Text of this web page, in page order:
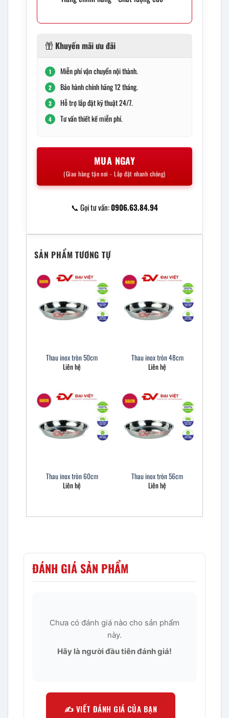
Khuyến mãi ưu đãi
1 Miễn phí vận chuyển nội thành.
2 Bảo hành chính hãng 12 tháng.
3 Hỗ trợ lắp đặt kỹ thuật 24/7.
4 Tư vấn thiết kế miễn phí.
MUA NGAY
(Giao hàng tận nơi - Lắp đặt nhanh chóng)
📞 Gọi tư vấn:0906.63.84.94
SẢN PHẨM TƯƠNG TỰ
Thau inox tròn 50cm
Liên hệ
Thau inox tròn 48cm
Liên hệ
Thau inox tròn 60cm
Liên hệ
Thau inox tròn 56cm
Liên hệ
ĐÁNH GIÁ SẢN PHẨM
Chưa có đánh giá nào cho sản phẩm
này.
Hãy là người đầu tiên đánh giá!
✍️ VIẾT ĐÁNH GIÁ CỦA BẠN